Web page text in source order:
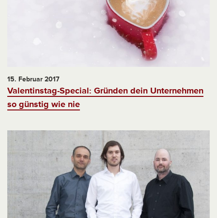
15. Februar 2017
Valentinstag-Special: Gründen dein Unternehmen
so günstig wie nie